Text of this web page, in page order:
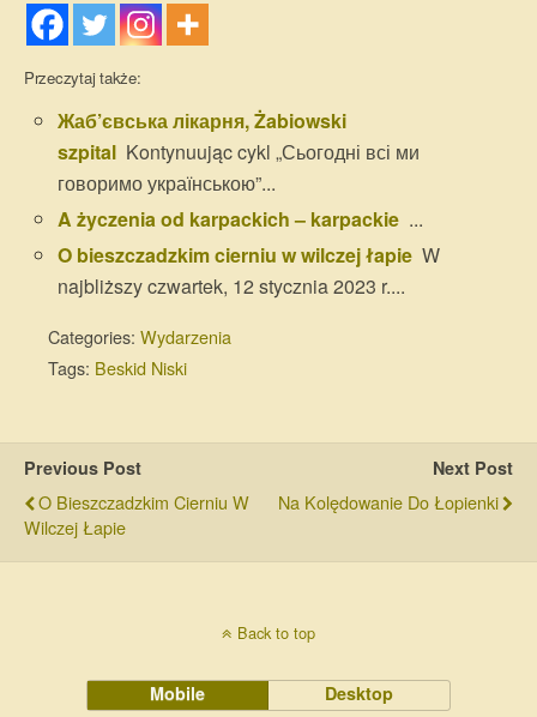
Przeczytaj także:
Жаб’євська лікарня, Żabiowski
szpital Kontynuując cykl „Сьогодні всі ми
говоримо українською”...
A życzenia od karpackich – karpackie ...
O bieszczadzkim cierniu w wilczej łapie W
najbliższy czwartek, 12 stycznia 2023 r....
Categories: Wydarzenia
Tags: Beskid Niski
Previous Post
O Bieszczadzkim Cierniu W
Wilczej Łapie
Next Post
Na Kolędowanie Do Łopienki
Back to top
Mobile Desktop